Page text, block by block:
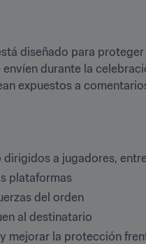
diseñado para
durante la
expuestos a
a jugadores,
plataformas
del orden
al destinatario
la protección